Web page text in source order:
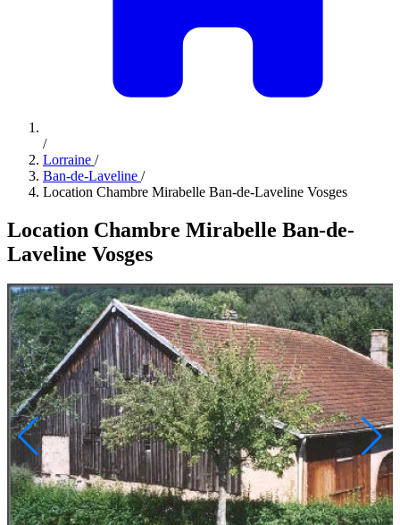
/
Lorraine /
Ban-de-Laveline /
Location Chambre Mirabelle Ban-de-Laveline Vosges
Location Chambre Mirabelle Ban-de-
Laveline Vosges